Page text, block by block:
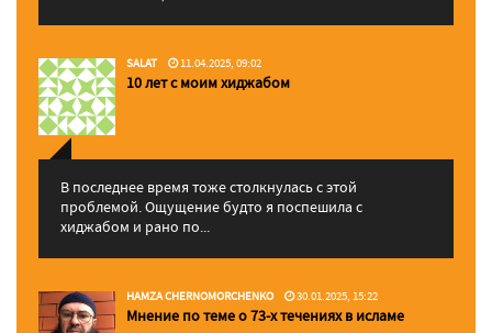
SALAT 11.04.2025, 09:02
10 лет с моим хиджабом
В последнее время тоже столкнулась с этой
проблемой. Ощущение будто я поспешила с
хиджабом и рано по...
HAMZA CHERNOMORCHENKO 30.01.2025, 15:22
Мнение по теме о 73-х течениях в исламе